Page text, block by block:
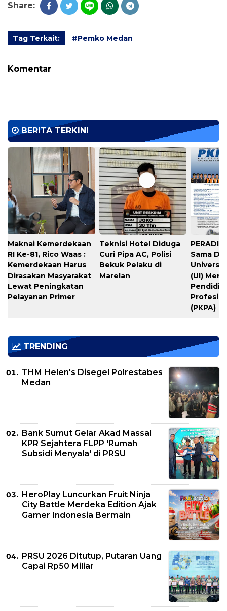
Share:
Tag Terkait: #Pemko Medan
Komentar
BERITA TERKINI
Maknai Kemerdekaan
RI Ke-81, Rico Waas :
Kemerdekaan Harus
Dirasakan Masyarakat
Lewat Peningkatan
Pelayanan Primer
Teknisi Hotel Diduga
Curi Pipa AC, Polisi
Bekuk Pelaku di
Marelan
Sama
(UI)
Profesi
(PKPA)
TRENDING
THM Helen's Disegel Polrestabes
Medan
Bank Sumut Gelar Akad Massal
KPR Sejahtera FLPP 'Rumah
Subsidi Menyala' di PRSU
HeroPlay Luncurkan Fruit Ninja
City Battle Merdeka Edition Ajak
Gamer Indonesia Bermain
PRSU 2026 Ditutup, Putaran Uang
Capai Rp50 Miliar